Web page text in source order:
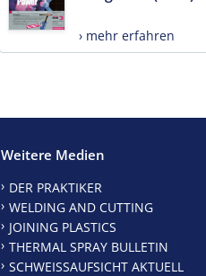
› mehr erfahren
Weitere Medien
DER PRAKTIKER
WELDING AND CUTTING
JOINING PLASTICS
THERMAL SPRAY BULLETIN
SCHWEISSAUFSICHT AKTUELL